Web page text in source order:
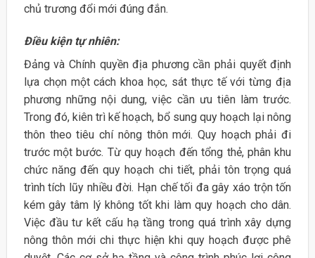
chủ trương đổi mới đúng đắn.
Điều kiện tự nhiên:
Đảng và Chính quyền địa phương cần phải quyết định
lựa chọn một cách khoa học, sát thực tế với từng địa
phương những nội dung, việc cần ưu tiên làm trước.
Trong đó, kiên trì kế hoạch, bổ sung quy hoạch lại nông
thôn theo tiêu chí nông thôn mới. Quy hoạch phải đi
trước một bước. Từ quy hoạch đến tổng thẻ, phân khu
chức năng đến quy hoạch chi tiết, phải tôn trọng quá
trình tích lũy nhiều đời. Hạn chế tối đa gây xáo trộn tốn
kém gây tâm lý không tốt khi làm quy hoạch cho dân.
Việc đầu tư kết cấu hạ tầng trong quá trình xây dựng
nông thôn mới chi thực hiện khi quy hoạch được phê